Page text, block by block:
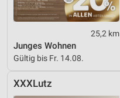
25,2 km
Junges Wohnen
Gültig bis Fr. 14.08.
XXXLutz